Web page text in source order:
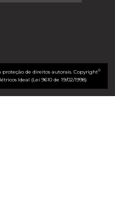
de direitos autorais. Copyright©
Ideal (Lei 9610 de 19/02/1998)